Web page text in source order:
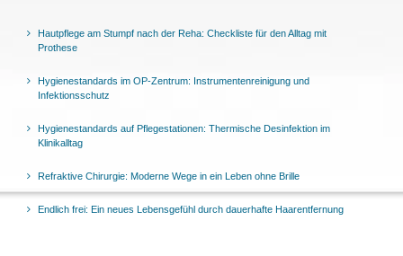
Hautpflege am Stumpf nach der Reha: Checkliste für den Alltag mit
Prothese
Hygienestandards im OP-Zentrum: Instrumentenreinigung und
Infektionsschutz
Hygienestandards auf Pflegestationen: Thermische Desinfektion im
Klinikalltag
Refraktive Chirurgie: Moderne Wege in ein Leben ohne Brille
Endlich frei: Ein neues Lebensgefühl durch dauerhafte Haarentfernung